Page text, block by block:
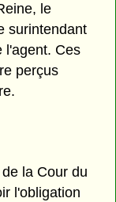
le
surintendant
l'agent. Ces
perçus
la Cour du
l'obligation